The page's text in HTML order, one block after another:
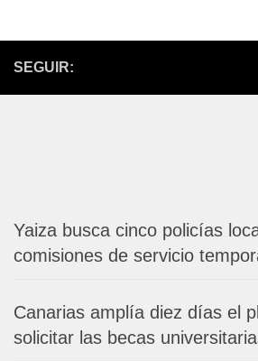
SEGUIR:
Yaiza busca cinco policías
comisiones de servicio
Canarias amplía diez días el
solicitar las becas